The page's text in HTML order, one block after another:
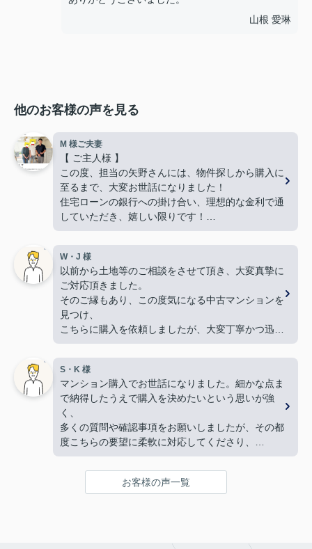
山根 愛琳
他のお客様の声を見る
M 様ご夫妻
【 ご主人様 】
この度、担当の矢野さんには、物件探しから購入に
至るまで、大変お世話になりました！
住宅ローンの銀行への掛け合い、理想的な金利で通
していただき、嬉しい限りです！
難しい希望や条件にもかかわらず、何件も何件も、
内覧の段取りをしてくださり、当初から親身に動い
てくださって、本当に感謝しています。
良い御縁に出会えました事、嬉しく思います。本当
にありがとうございました！
【 奥様 】
この度、担当して下さった矢野さんには、たいへん
大変お世話になり、
暑い暑い最中、こちらの要望に沿った物件探しに尽
力して下さり、
家族皆んなが笑顔になれる、素敵な家に出会えるこ
とができました。
購入にあたって、疑問や質問にも丁寧に説明して下
さり、各所に度々足を運んで下さり、連絡や報告な
ど常に迅速に対応して下さいました。
さんのお人柄に、
心から信頼させていただいています。
W・J 様
以前から土地等のご相談をさせて頂き、大変真摯に
ご対応頂きました。
そのご縁もあり、この度気になる中古マンションを
見つけ、
こちらに購入を依頼しましたが、大変丁寧かつ迅速
な対応をして頂き満足しております。
手続きを丁寧に進行して下さるのに加え、
物件購入後の生活風景を同じ目線で考えてくださ
り、
下心のない対応に感銘を受けました。ありがとうご
ざいました。
S・K 様
マンション購入でお世話になりました。細かな点ま
で納得したうえで購入を決めたいという思いが強
く、
多くの質問や確認事項をお願いしましたが、その都
度こちらの要望に柔軟に対応してくださり、
気になることは私たちが納得できるまで丁寧に調べ
てくださいました。商談の際は、妻の体調にも気を
配っていただくなど、
不安も多くありましたが、安心して相談できる会
お客様の声一覧